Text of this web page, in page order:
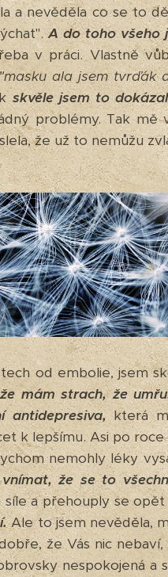
a nevěděla co se to
A do toho všeho
v práci. Vlastně
"masku ala jsem tvrďák
skvěle jsem to
problémy. Tak mě
že už to nemůžu
od embolie, jsem
mám strach, že
antidepresiva,která
k lepšímu. Asi po
nemohly léky
že se to
síle a přehouply se
Ale to jsem nevěděla,
že Vás nic
nespokojená a